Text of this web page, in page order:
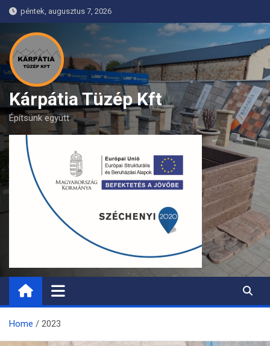
Skip
to
content
péntek, augusztus 7, 2026
Kárpátia Tüzép Kft
Építsünk együtt
Home 2023